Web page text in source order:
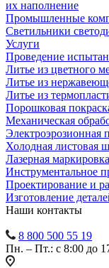
их наполнение
Промышленные
Светильники
Услуги
Проведение
Литье из цветного
Литье из
Литье из
Порошковая
Механическая
Электроэрозионная
Холодная листовая
Лазерная
Инструментальное
Проектирование и
Изготовление
Наши контакты
8 800 500 55 19
Пн. – Пт.: с 8:00 до